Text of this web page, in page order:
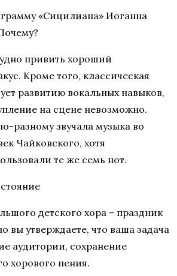
«Сицилиана» Иоганна
привить хороший
Кроме того, классическая
развитию вокальных навыков,
на сцене невозможно.
разному звучала музыка во
Чайковского, хотя
те же семь нот.
детского хора – праздник
вы утверждаете, что ваша задача
аудитории, сохранение
хорового пения.